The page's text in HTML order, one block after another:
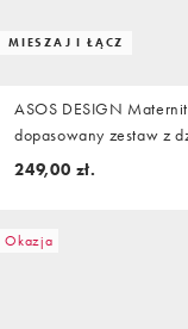
MIESZAJ I ŁĄCZ
ASOS DESIGN
dopasowany zestaw z
koronkowym
249,00 zł.
Okazja